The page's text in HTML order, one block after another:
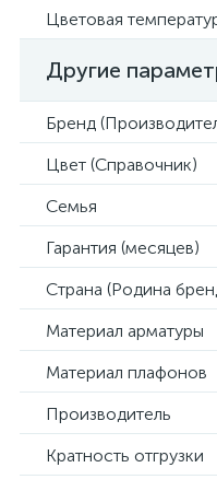
Цветовая
Другие
Бренд
Цвет (Справочник)
Семья
Гарантия (месяцев)
Страна (Родина
Материал арматуры
Материал плафонов
Производитель
Кратность отгрузки